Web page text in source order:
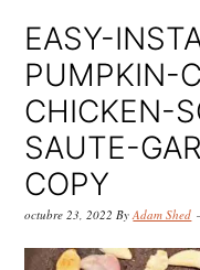
t
o
p
r
i
m
a
t
o
m
a
i
n
c
t
o
p
r
i
m
a
EASY-
PUMPKIN-
CHICKEN-
SAUTE-
COPY
octubre 23, 2022 ByAdam Shed